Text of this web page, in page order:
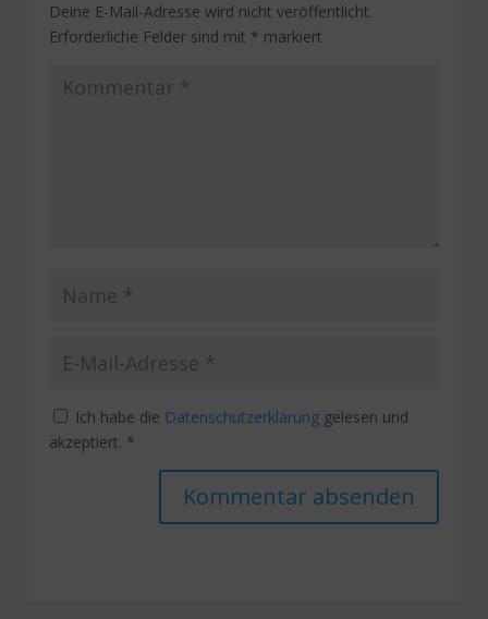
Deine E-Mail-Adresse wird nicht veröffentlicht.
Erforderliche Felder sind mit * markiert
Ich habe die Datenschutzerklärung gelesen und
akzeptiert. *